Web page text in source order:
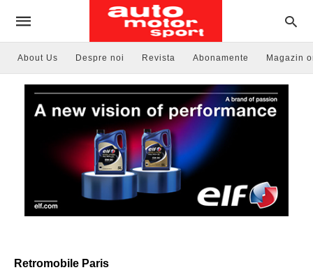
About Us Despre noi Revista Abonamente Magazin
Retromobile Paris